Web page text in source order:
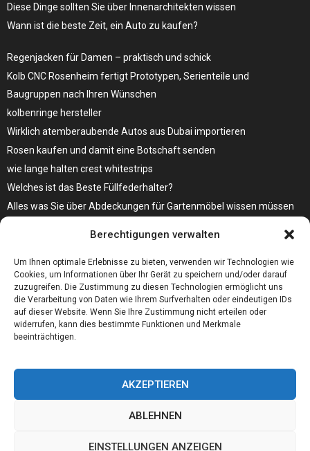
Berechtigungen verwalten
Um Ihnen optimale Erlebnisse zu bieten, verwenden wir Technologien wie
Cookies, um Informationen über Ihr Gerät zu speichern und/oder darauf
zuzugreifen. Die Zustimmung zu diesen Technologien ermöglicht uns
die Verarbeitung von Daten wie Ihrem Surfverhalten oder eindeutigen IDs
auf dieser Website. Wenn Sie Ihre Zustimmung nicht erteilen oder
widerrufen, kann dies bestimmte Funktionen und Merkmale
beeinträchtigen.
AKZEPTIEREN
ABLEHNEN
EINSTELLUNGEN ANZEIGEN
Diese Dinge sollten Sie über Innenarchitekten wissen
Wann ist die beste Zeit, ein Auto zu kaufen?
Regenjacken für Damen – praktisch und schick
Kolb CNC Rosenheim fertigt Prototypen, Serienteile und
Baugruppen nach Ihren Wünschen
kolbenringe hersteller
Wirklich atemberaubende Autos aus Dubai importieren
Rosen kaufen und damit eine Botschaft senden
wie lange halten crest whitestrips
Welches ist das Beste Füllfederhalter?
Alles was Sie über Abdeckungen für Gartenmöbel wissen müssen
Bare Metal Server?